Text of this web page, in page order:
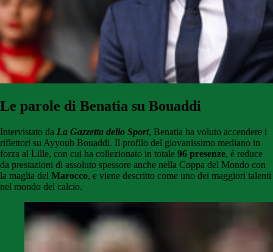
Le parole di Benatia su Bouaddi
Intervistato da La Gazzetta dello Sport, Benatia ha voluto accendere i
riflettori su Ayyoub Bouaddi. Il profilo del giovanissimo mediano in
forza al Lille, con cui ha collezionato in totale 96 presenze, è reduce
da prestazioni di assoluto spessore anche nella Coppa del Mondo con
la maglia del Marocco, e viene descritto come uno dei maggiori talenti
nel mondo del calcio.